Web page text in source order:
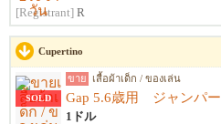
[Registrant] R
Cupertino
SOLD
ขาย เสื้อผ้าเด็ก / ของเล่น
Gap 5.6歳用 ジャンパー
1ドル